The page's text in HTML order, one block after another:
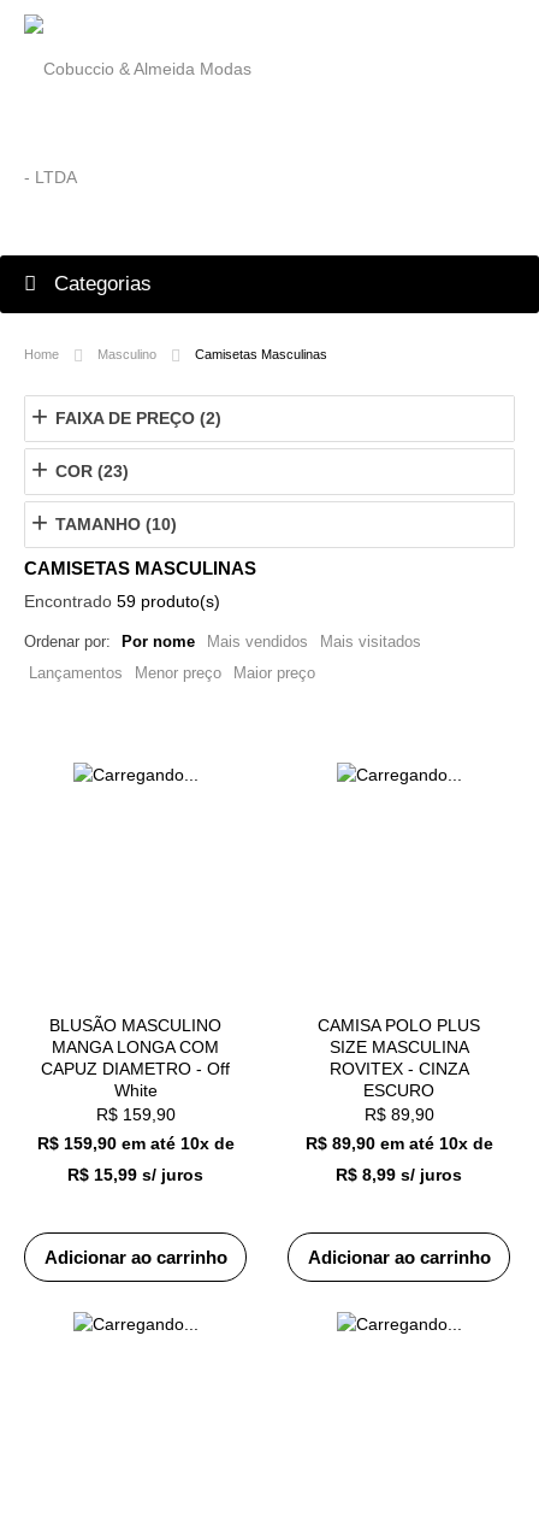
Categorias
Home Masculino Camisetas Masculinas
+ FAIXA DE PREÇO (2)
+ COR (23)
+ TAMANHO (10)
CAMISETAS MASCULINAS
Encontrado 59 produto(s)
Ordenar por: Por nome Mais vendidos
Mais visitados
Lançamentos
Menor preço Maior preço
BLUSÃO MASCULINO
MANGA LONGA COM
CAPUZ DIAMETRO - Off
White
R$ 159,90
R$ 159,90 em até10x de
R$ 15,99 s/ juros
Adicionar ao carrinho
CAMISA POLO PLUS
SIZE MASCULINA
ROVITEX - CINZA
ESCURO
R$ 89,90
R$ 89,90 em até10x de
R$ 8,99 s/ juros
Adicionar ao carrinho